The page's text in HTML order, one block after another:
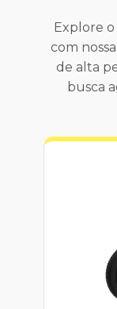
Explore
com
de alta
busca